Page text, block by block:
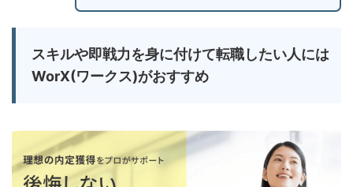
スキルや即戦力を身に付けて転職したい人には
WorX(ワークス)がおすすめ